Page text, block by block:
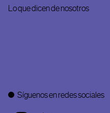
Lo que dicen de nosotros
Síguenos en redes sociales